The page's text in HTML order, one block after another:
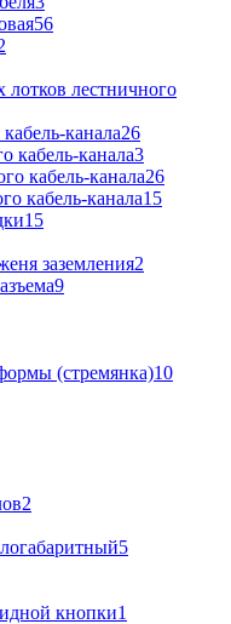
56
лотков лестничного
канала26
кабель-канала3
кабель-канала26
кабель-канала15
15
заземления2
9
(стремянка)10
2
5
кнопки1